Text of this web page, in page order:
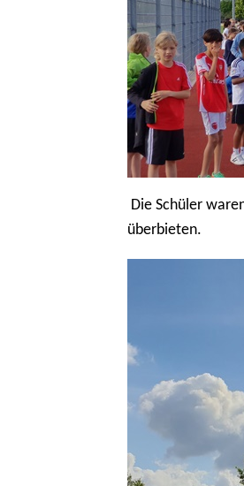
Die Schüler
überbieten.